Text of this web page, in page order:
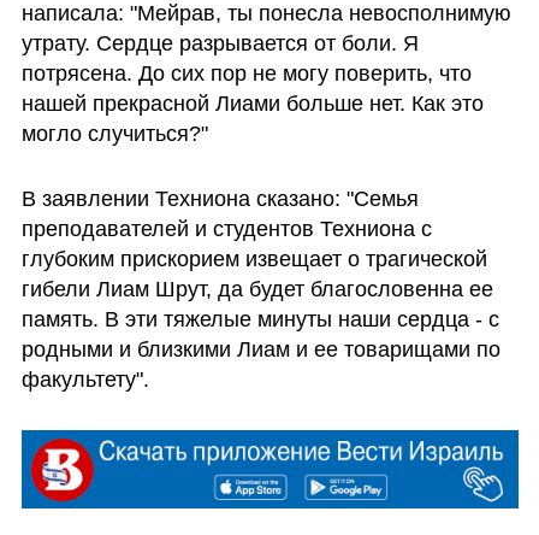
написала: "Мейрав, ты понесла невосполнимую
утрату. Сердце разрывается от боли. Я
потрясена. До сих пор не могу поверить, что
нашей прекрасной Лиами больше нет. Как это
могло случиться?"
В заявлении Техниона сказано: "Семья
преподавателей и студентов Техниона с
глубоким прискорием извещает о трагической
гибели Лиам Шрут, да будет благословенна ее
память. В эти тяжелые минуты наши сердца - с
родными и близкими Лиам и ее товарищами по
факультету".